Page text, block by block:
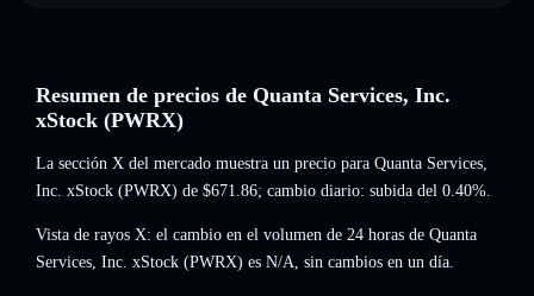
Resumen de precios de Quanta Services, Inc.
xStock (PWRX)
La sección X del mercado muestra un precio para Quanta Services,
Inc. xStock (PWRX) de $671.86; cambio diario: subida del 0.40%.
Vista de rayos X: el cambio en el volumen de 24 horas de Quanta
Services, Inc. xStock (PWRX) es N/A, sin cambios en un día.